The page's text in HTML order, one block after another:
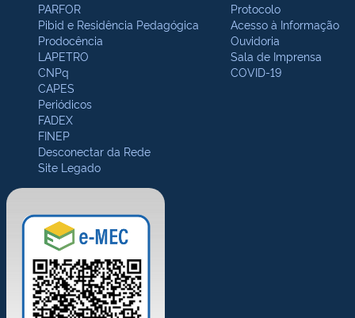
PARFOR
Pibid e Residência Pedagógica
Prodocência
LAPETRO
CNPq
CAPES
Periódicos
FADEX
FINEP
Desconectar da Rede
Site Legado
Protocolo
Acesso à Informação
Ouvidoria
Sala de Imprensa
COVID-19